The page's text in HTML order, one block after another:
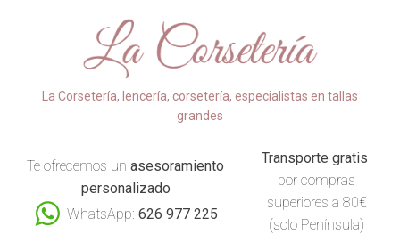
La Corsetería, lencería, corsetería, especialistas en tallas
grandes
Te ofrecemos unasesoramiento
personalizado
WhatsApp:626 977 225
Transporte gratis
por compras
superiores a 80€
(solo Península)